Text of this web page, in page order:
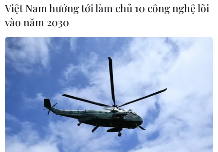
"Royals" của Lorde đoạt Grammy
Ca khúc của năm
27/01/2014 03:31
Lorde đã gây bất ngờ khi đánh bại Justin Timberlake và
Việt Nam hướng tới làm chủ 10 công nghệ lõi
vào năm 2030